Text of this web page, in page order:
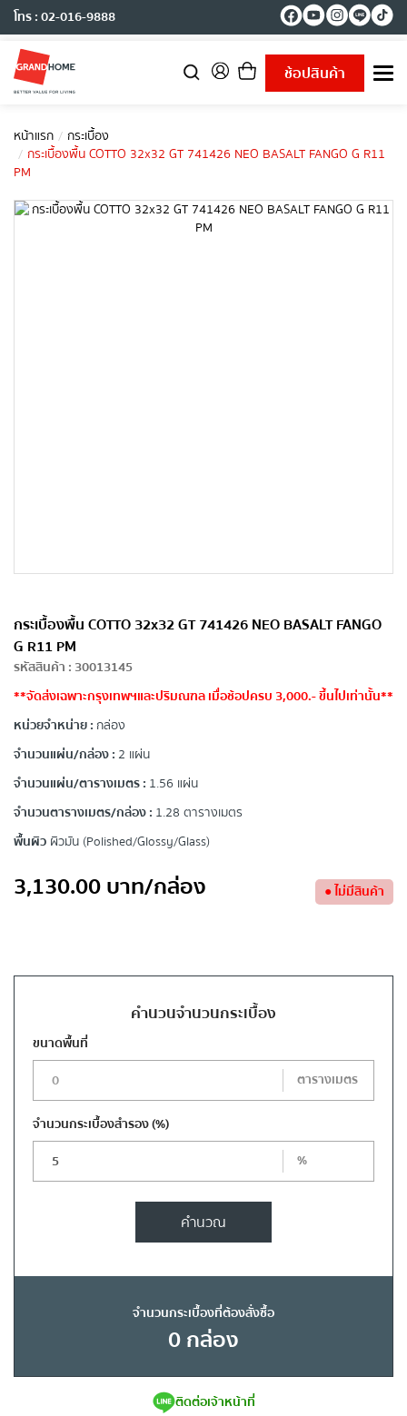
โทร : 02-016-9888
ช้อปสินค้า
T
e
a
v
หน้าแรก
กระเบื้อง
กระเบื้องพื้น COTTO 32x32 GT 741426 NEO BASALT FANGO G R11
PM
กระเบื้องพื้น COTTO 32x32 GT 741426 NEO BASALT FANGO
G R11 PM
รหัสสินค้า : 30013145
**จัดส่งเฉพาะกรุงเทพฯและปริมณฑล เมื่อช้อปครบ 3,000.- ขึ้นไปเท่านั้น**
หน่วยจำหน่าย : กล่อง
จำนวนแผ่น/กล่อง : 2 แผ่น
จำนวนแผ่น/ตารางเมตร : 1.56 แผ่น
จำนวนตารางเมตร/กล่อง : 1.28 ตารางเมตร
พื้นผิว ผิวมัน (Polished/Glossy/Glass)
3,130.00บาท/กล่อง ●ไม่มีสินค้า
คำนวนจำนวนกระเบื้อง
ขนาดพื้นที่
ตารางเมตร
จำนวนกระเบื้องสำรอง(%)
%
คำนวณ
จำนวนกระเบื้องที่ต้องสั่งซื้อ
0กล่อง
ติดต่อเจ้าหน้าที่